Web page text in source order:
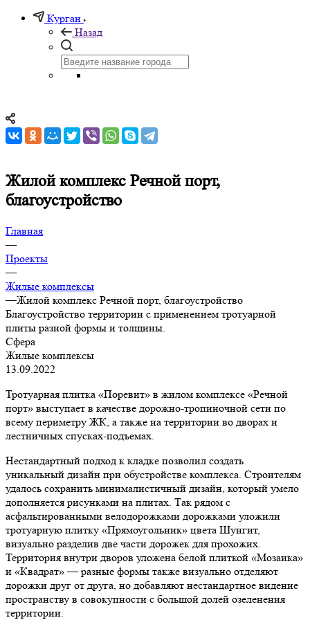
Курган
Назад
Жилой комплекс Речной порт,
благоустройство
Главная
—
Проекты
—
Жилые комплексы
—Жилой комплекс Речной порт, благоустройство
Благоустройство территории с применением тротуарной
плиты разной формы и толщины.
Сфера
Жилые комплексы
13.09.2022
Тротуарная плитка «Поревит» в жилом комплексе «Речной
порт» выступает в качестве дорожно-тропиночной сети по
всему периметру ЖК, а также на территории во дворах и
лестничных спусках-подъемах.
Нестандартный подход к кладке позволил создать
уникальный дизайн при обустройстве комплекса. Строителям
удалось сохранить минималистичный дизайн, который умело
дополняется рисунками на плитах. Так рядом с
асфальтированными велодорожками дорожками уложили
тротуарную плитку «Прямоугольник» цвета Шунгит,
визуально разделив две части дорожек для прохожих.
Территория внутри дворов уложена белой плиткой «Мозаика»
и «Квадрат» — разные формы также визуально отделяют
дорожки друг от друга, но добавляют нестандартное видение
пространству в совокупности с большой долей озеленения
территории.